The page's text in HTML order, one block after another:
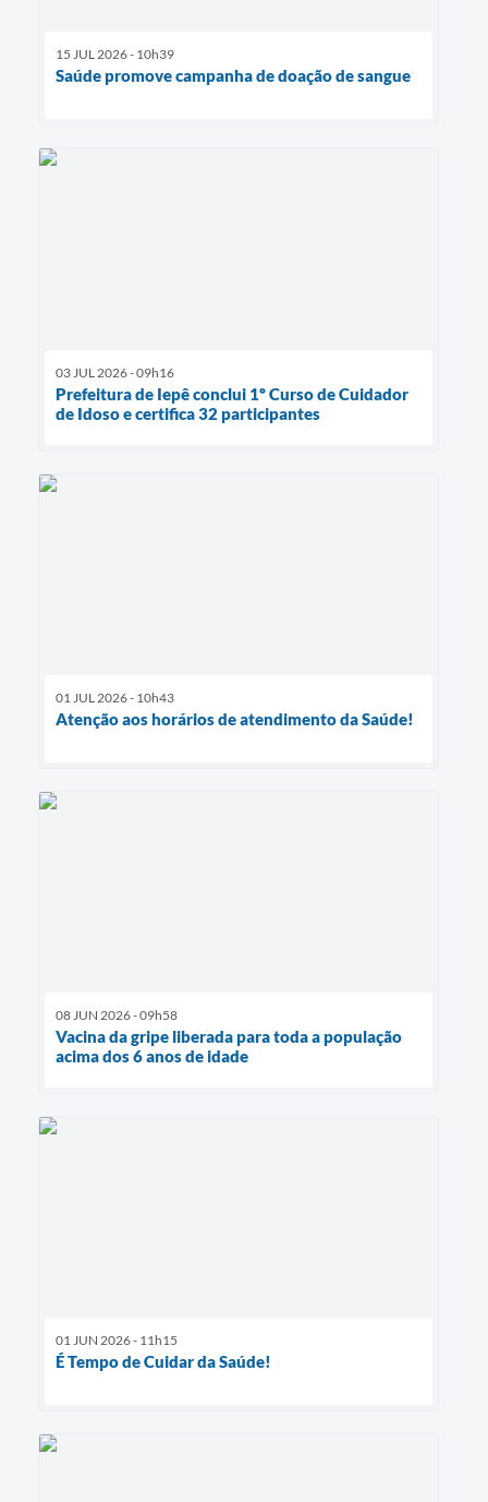
15 JUL 2026 - 10h39
Saúde promove campanha de doação de sangue
03 JUL 2026 - 09h16
Prefeitura de Iepê conclui 1º Curso de Cuidador
de Idoso e certifica 32 participantes
01 JUL 2026 - 10h43
Atenção aos horários de atendimento da Saúde!
08 JUN 2026 - 09h58
Vacina da gripe liberada para toda a população
acima dos 6 anos de idade
01 JUN 2026 - 11h15
É Tempo de Cuidar da Saúde!